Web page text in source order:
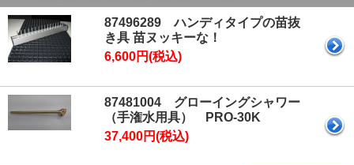
87496289 ハンディタイプの苗抜
き具 苗ヌッキーな！
6,600円(税込)
87481004 グローイングシャワー
（手潅水用具） PRO-30K
37,400円(税込)